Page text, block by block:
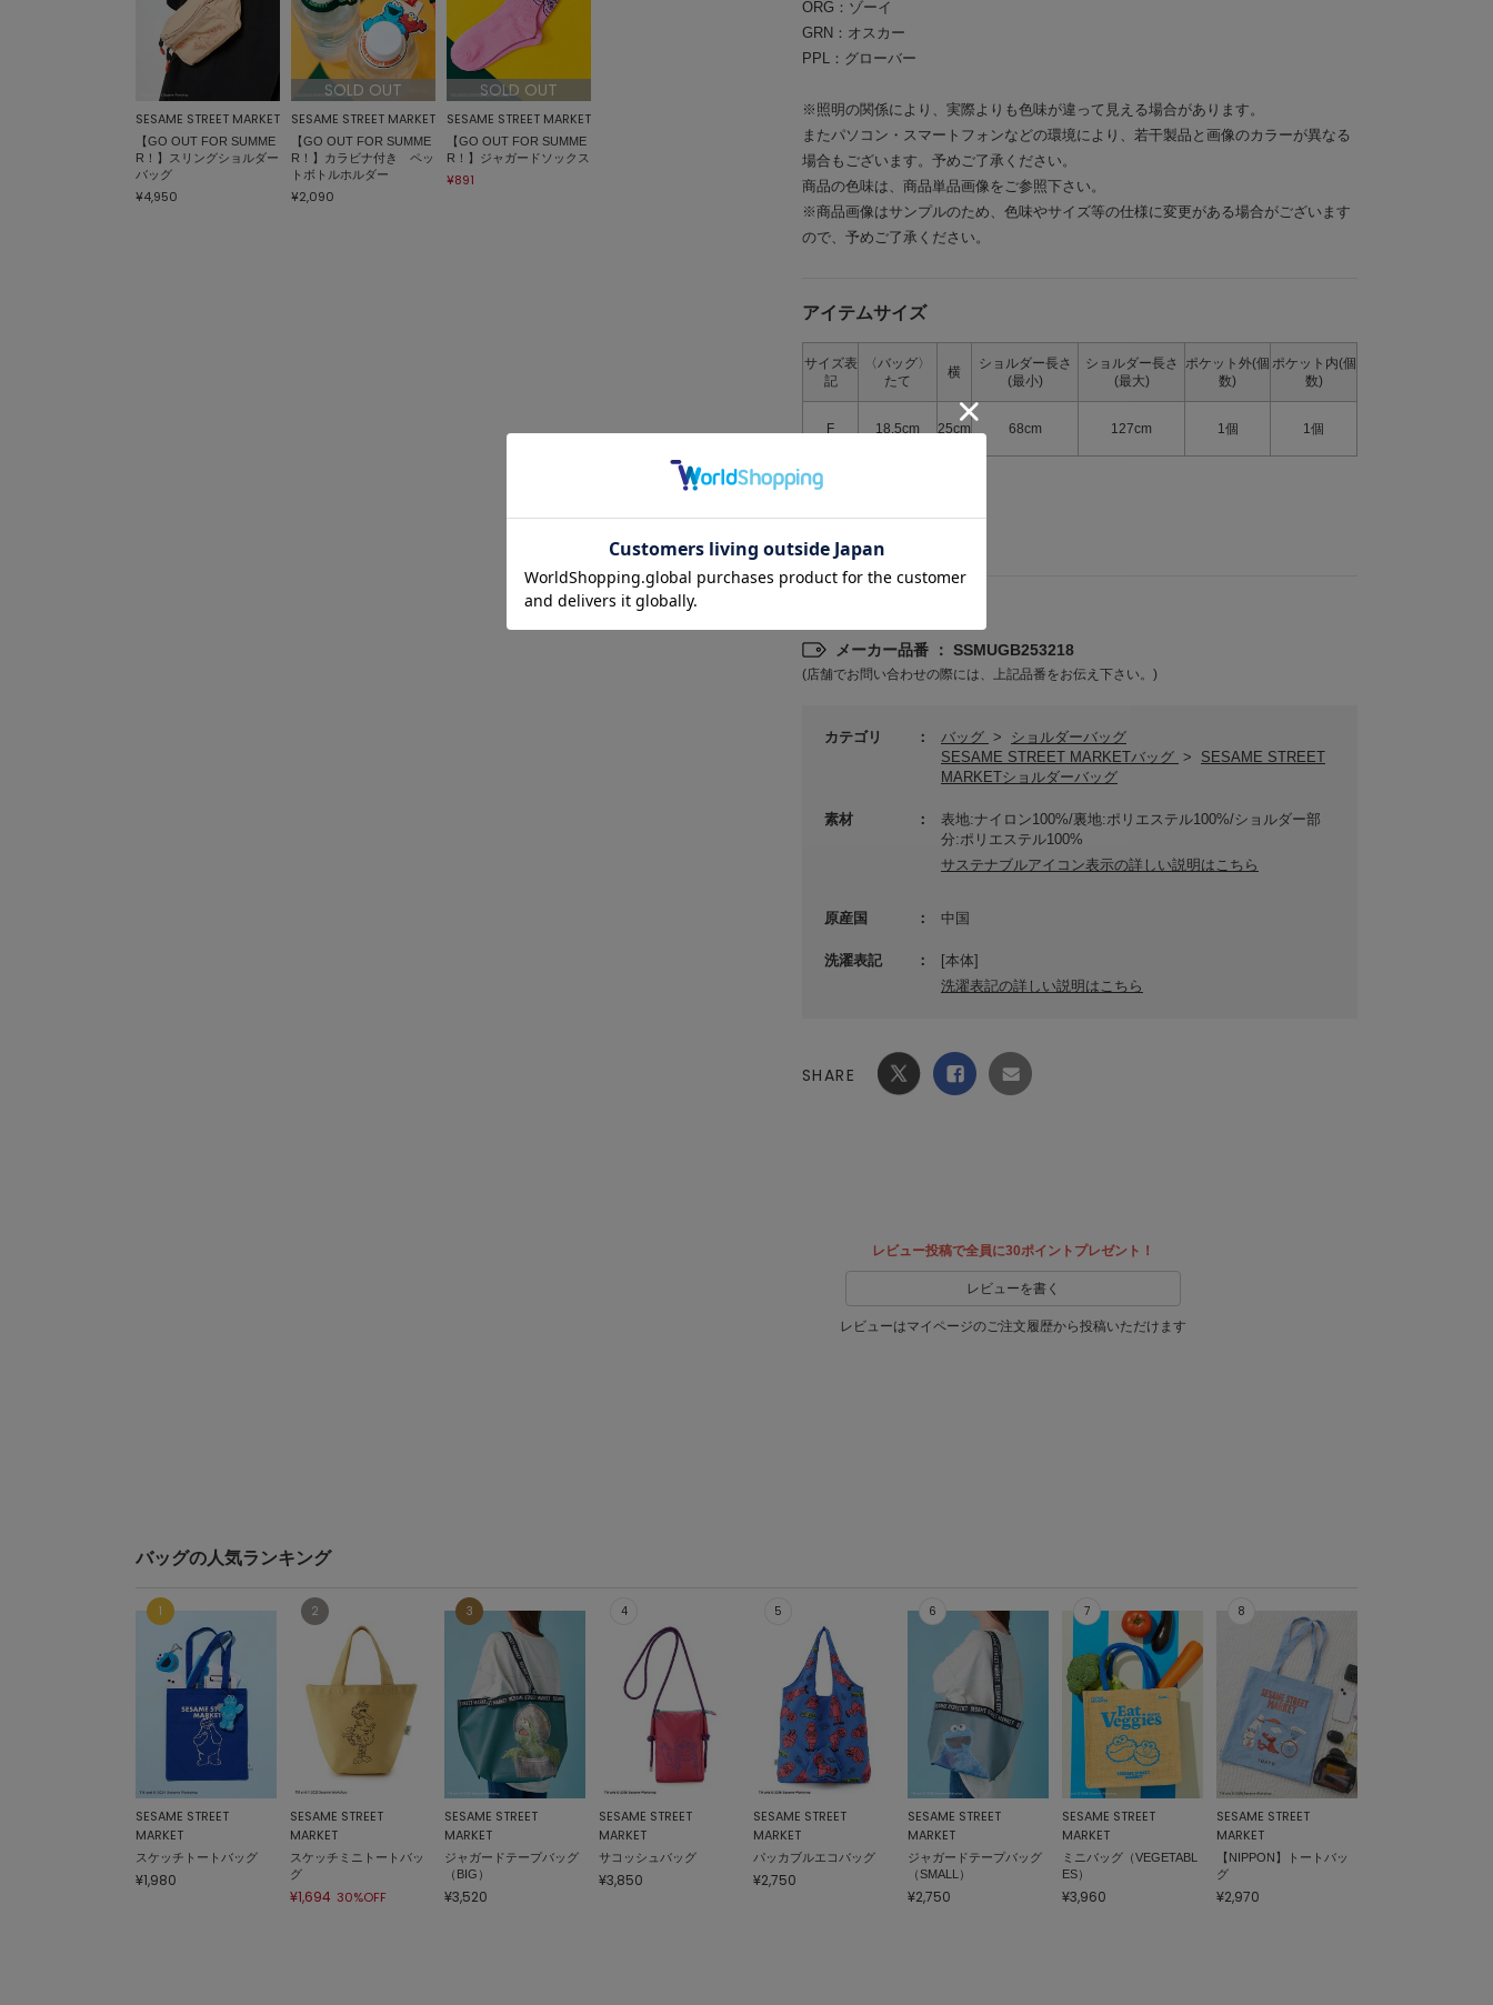
ORG：ゾーイ
GRN：オスカー
PPL：グローバー
※照明の関係により、実際よりも色味が違って見える場合があります。
またパソコン・スマートフォンなどの環境により、若干製品と画像のカラーが異なる
場合もございます。予めご了承ください。
商品の色味は、商品単品画像をご参照下さい。
※商品画像はサンプルのため、色味やサイズ等の仕様に変更がある場合がございます
ので、予めご了承ください。
アイテムサイズ
サイズ表
記
〈バッグ〉
たて
横
ショルダー長さ
(最小)
ショルダー長さ
(最大)
ポケット外(個
数)
ポケット内(個
数)
F 18.5cm 25cm 68cm 127cm 1個 1個
> 返品について
メーカー品番 ： SSMUGB253218
(店舗でお問い合わせの際には、上記品番をお伝え下さい。)
カテゴリ バッグ >
ショルダーバッグ
SESAME STREET MARKETバッグ >
SESAME STREET
MARKETショルダーバッグ
素材
表地:ナイロン100%/裏地:ポリエステル100%/ショルダー部
分:ポリエステル100%
サステナブルアイコン表示の詳しい説明はこちら
原産国 中国
洗濯表記
[本体]
洗濯表記の詳しい説明はこちら
SHARE
SESAME STREET MARKET
【GO OUT FOR SUMME
R！】スリングショルダー
バッグ
¥4,950
SOLD OUT
SESAME STREET MARKET
【GO OUT FOR SUMME
R！】カラビナ付き ペッ
トボトルホルダー
¥2,090
SOLD OUT
SESAME STREET MARKET
【GO OUT FOR SUMME
R！】ジャガードソックス
¥891
レビュー投稿で全員に30ポイントプレゼント！
レビューを書く
レビューはマイページのご注文履歴から投稿いただけます
バッグの人気ランキング
SESAME STREET
MARKET
スケッチトートバッグ
¥1,980
SESAME STREET
MARKET
スケッチミニトートバッ
グ
¥1,694 30%OFF
SESAME STREET
MARKET
ジャガードテープバッグ
（BIG）
¥3,520
SESAME STREET
MARKET
サコッシュバッグ
¥3,850
SESAME STREET
MARKET
パッカブルエコバッグ
¥2,750
SESAME STREET
MARKET
ジャガードテープバッグ
（SMALL）
¥2,750
SESAME STREET
MARKET
ミニバッグ（VEGETABL
ES）
¥3,960
SESAME STREET
MARKET
【NIPPON】トートバッ
グ
¥2,970